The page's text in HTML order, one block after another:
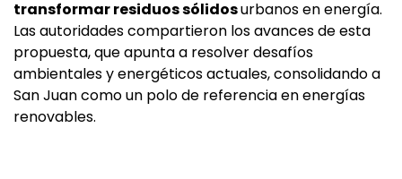
transformar residuos sólidosurbanos en energía.
Las autoridades compartieron los avances de esta
propuesta, que apunta a resolver desafíos
ambientales y energéticos actuales, consolidando a
San Juan como un polo de referencia en energías
renovables.